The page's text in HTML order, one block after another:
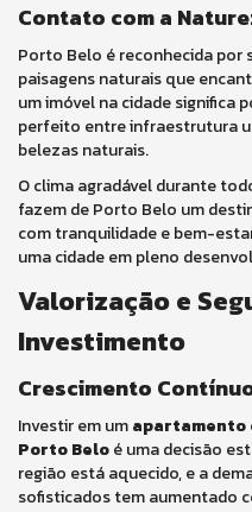
Contato com a
Porto Belo é reconhecida por
paisagens naturais que
um imóvel na cidade significa
perfeito entre infraestrutura
belezas naturais.
O clima agradável durante
fazem de Porto Belo um
com tranquilidade e bem-
uma cidade em pleno
Valorização e
Investimento
Crescimento
Investir em umapartamento
Porto Beloé uma decisão
região está aquecido, e a
sofisticados tem aumentado